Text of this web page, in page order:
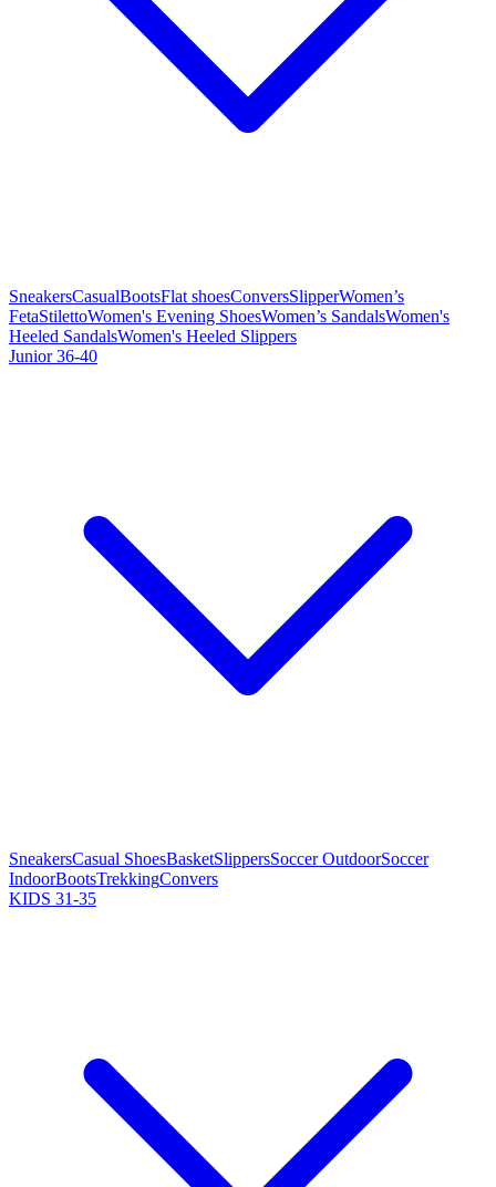
SneakersCasualBootsFlat shoesConversSlipperWomen’s
FetaStilettoWomen's Evening ShoesWomen’s SandalsWomen's
Heeled SandalsWomen's Heeled Slippers
Junior 36-40
SneakersCasual ShoesBasketSlippersSoccer OutdoorSoccer
IndoorBootsTrekkingConvers
KIDS 31-35